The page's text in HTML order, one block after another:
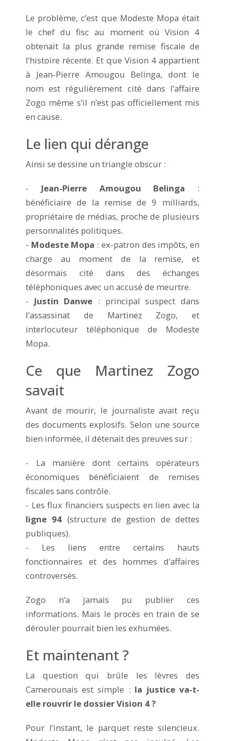
Le problème, c’est que Modeste Mopa était
le chef du fisc au moment où Vision 4
obtenait la plus grande remise fiscale de
l’histoire récente. Et que Vision 4 appartient
à Jean-Pierre Amougou Belinga, dont le
nom est régulièrement cité dans l’affaire
Zogo même s’il n’est pas officiellement mis
en cause.
Le lien qui dérange
Ainsi se dessine un triangle obscur :
- Jean-Pierre Amougou Belinga :
bénéficiaire de la remise de 9 milliards,
propriétaire de médias, proche de plusieurs
personnalités politiques.
- Modeste Mopa : ex-patron des impôts, en
charge au moment de la remise, et
désormais cité dans des échanges
téléphoniques avec un accusé de meurtre.
- Justin Danwe : principal suspect dans
l’assassinat de Martinez Zogo, et
interlocuteur téléphonique de Modeste
Mopa.
Ce que Martinez Zogo
savait
Avant de mourir, le journaliste avait reçu
des documents explosifs. Selon une source
bien informée, il détenait des preuves sur :
- La manière dont certains opérateurs
économiques bénéficiaient de remises
fiscales sans contrôle.
- Les flux financiers suspects en lien avec la
ligne 94 (structure de gestion de dettes
publiques).
- Les liens entre certains hauts
fonctionnaires et des hommes d’affaires
controversés.
Zogo n’a jamais pu publier ces
informations. Mais le procès en train de se
dérouler pourrait bien les exhumées.
Et maintenant ?
La question qui brûle les lèvres des
Camerounais est simple : la justice va-t-
elle rouvrir le dossier Vision 4 ?
Pour l’instant, le parquet reste silencieux.